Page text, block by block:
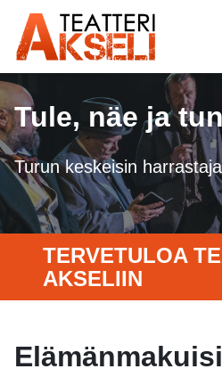
Tule, näe ja
Turun keskeisin
TERVETULOA
AKSELIIN